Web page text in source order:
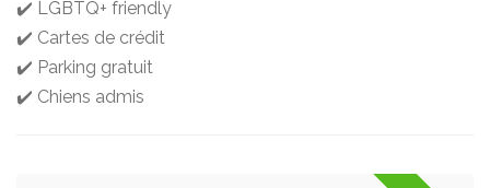
✔️ LGBTQ+ friendly
✔️ Cartes de crédit
✔️ Parking gratuit
✔️ Chiens admis